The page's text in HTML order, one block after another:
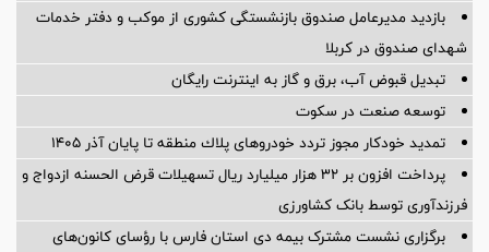
بازدید مدیرعامل صندوق بازنشستگی کشوری از موکب و دفتر خدمات
شهدای صندوق در کربلا
تبدیل قبوض آب، برق و گاز به اینترنت رایگان
توسعه صنعت در سکوت
تمدید خودكار مجوز تردد خودروهای پلاك منطقه تا پایان آذر ۱۴۰۵
پرداخت افزون بر 32 هزار میلیارد ریال تسهیلات قرض الحسنه ازدواج و
فرزندآوری توسط بانک کشاورزی
برگزاری نشست مشترک بیمه دی استان فارس با رؤسای کانون‌های